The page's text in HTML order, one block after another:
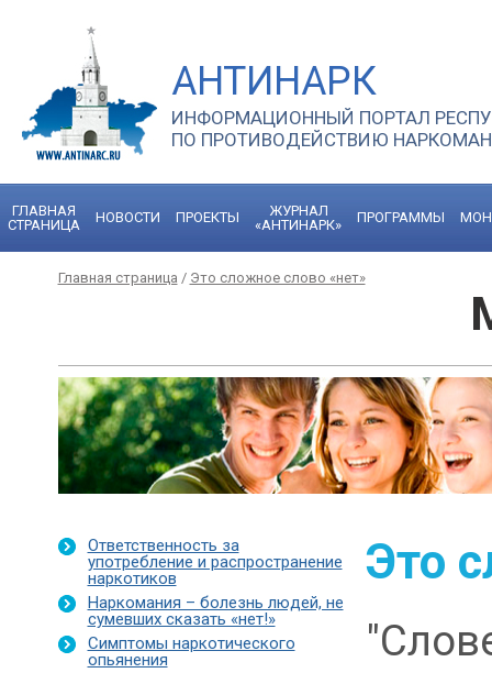
АНТИНАРК
ИНФОРМАЦИОННЫЙ ПОРТАЛ
ПО ПРОТИВОДЕЙСТВИЮ
ГЛАВНАЯ
СТРАНИЦА
НОВОСТИ ПРОЕКТЫ
ЖУРНАЛ
«АНТИНАРК»
ПРОГРАММЫ
Главная страница / Это сложное слово «нет»
Ответственность за
употребление и распространение
наркотиков
Наркомания – болезнь людей, не
сумевших сказать «нет!»
Симптомы наркотического
опьянения
Это